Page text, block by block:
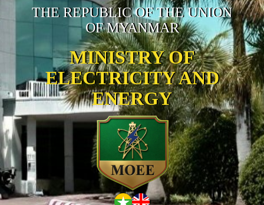
THE REPUBLIC OF THE UNION
OF MYANMAR
MINISTRY OF
ELECTRICITY AND
ENERGY